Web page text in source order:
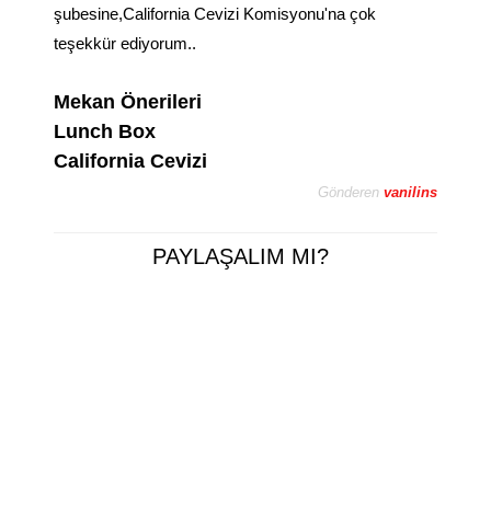
şubesine,California Cevizi Komisyonu'na çok
teşekkür ediyorum..
Mekan Önerileri
Lunch Box
California Cevizi
Gönderen vanilins
PAYLAŞALIM MI?